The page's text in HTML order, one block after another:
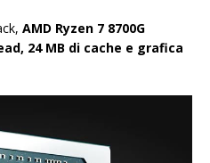
AMD Ryzen 7 8700G
24 MB di cache e grafica